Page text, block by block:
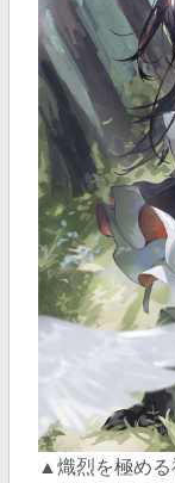
▲熾烈を極める